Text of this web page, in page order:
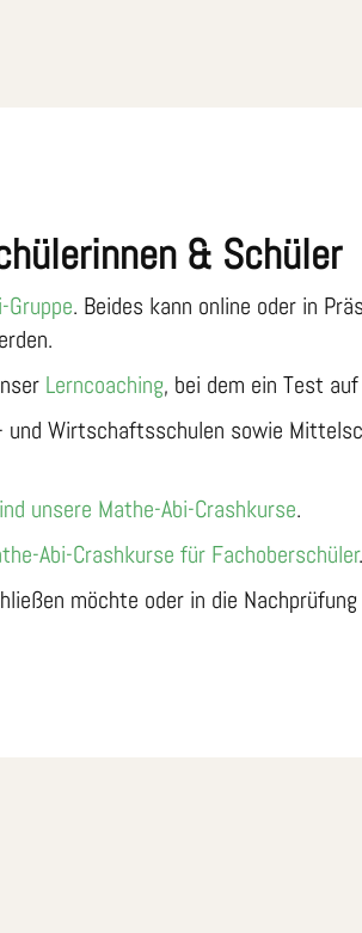
& Schüler
Gruppe. Beides kann online oder in
Lerncoaching, bei dem ein Test
Wirtschaftsschulen sowie
unsere Mathe-Abi-Crashkurse.
Abi-Crashkurse für Fachoberschüler.
möchte oder in die